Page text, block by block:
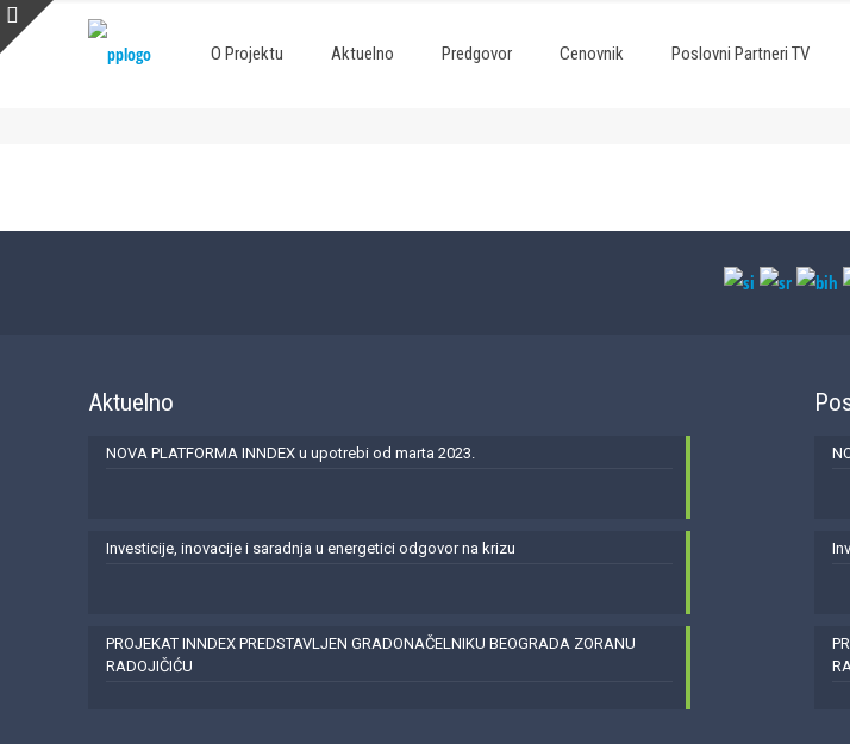
O Projektu Aktuelno Predgovor Cenovnik Poslovni Partneri TV
Aktuelno
NOVA PLATFORMA INNDEX u upotrebi od marta 2023.
Investicije, inovacije i saradnja u energetici odgovor na krizu
PROJEKAT INNDEX PREDSTAVLJEN GRADONAČELNIKU BEOGRADA ZORANU
RADOJIČIĆU